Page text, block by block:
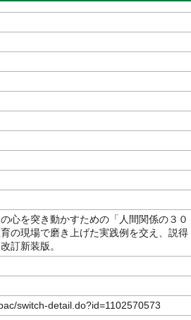
心を突き動かすための「人間関係の３０
の現場で磨き上げた実践例を交え、説得
訂新装版。
switch-detail.do?id=1102570573